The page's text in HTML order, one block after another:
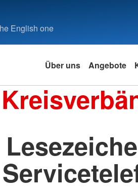
English one
Über uns Angebote